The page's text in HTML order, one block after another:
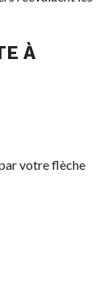
À
votre flèche